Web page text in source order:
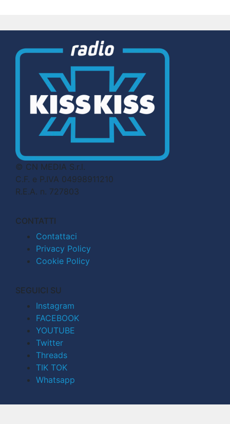
© CN MEDIA S.r.l.
C.F. e P.IVA 04998911210
R.E.A. n. 727803
CONTATTI
Contattaci
Privacy Policy
Cookie Policy
SEGUICI SU
Instagram
FACEBOOK
YOUTUBE
Twitter
Threads
TIK TOK
Whatsapp